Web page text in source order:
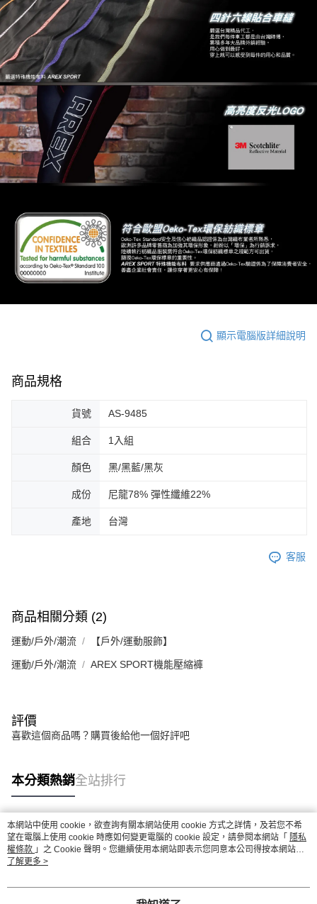
顯示電腦版詳細說明
商品規格
貨號 AS-9485
組合 1入組
顏色 黑/黑藍/黑灰
成份 尼龍78% 彈性纖維22%
產地 台灣
客服
商品相關分類 (2)
運動/戶外/潮流 【戶外/運動服飾】
運動/戶外/潮流 AREX SPORT機能壓縮褲
評價
喜歡這個商品嗎？購買後給他一個好評吧
本分類熱銷全站排行
熱門標籤
本網站中使用 cookie，欲查詢有關本網站使用 cookie 方式之詳情，及若您不希
望在電腦上使用 cookie 時應如何變更電腦的 cookie 設定，請參閱本網站「 隱私
權條款 」之 Cookie 聲明。您繼續使用本網站即表示您同意本公司得按本網站使
用條款之 Cookie 聲明使用 cookie。
了解更多 >